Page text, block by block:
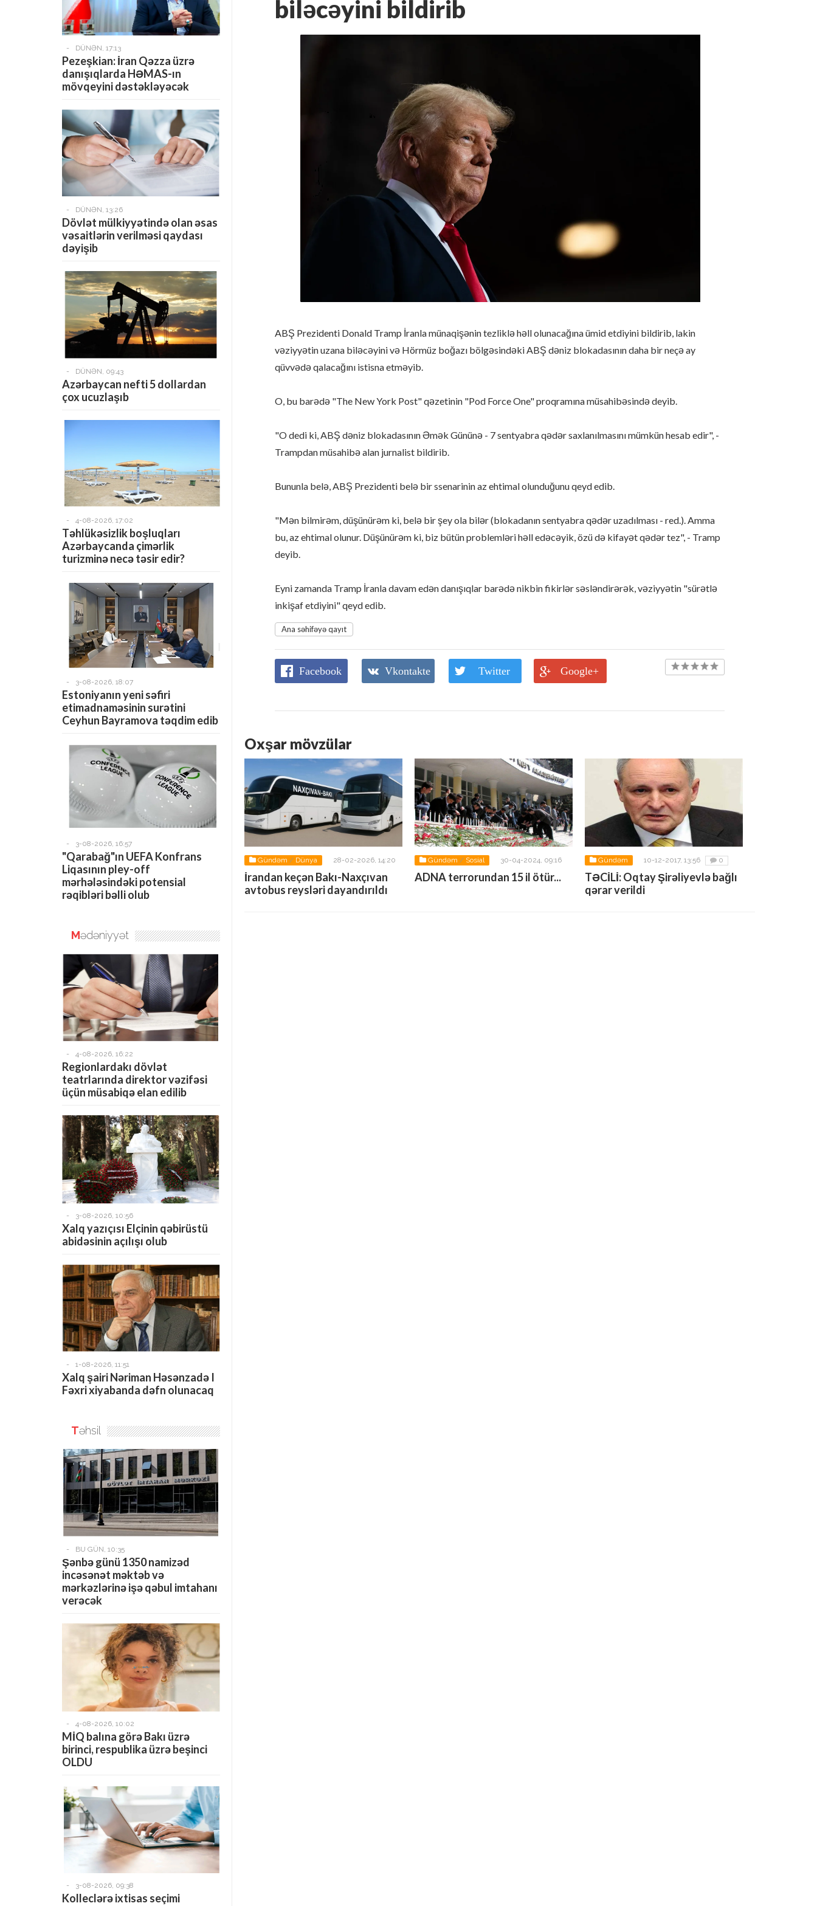
biləcəyini bildirib
ABŞ Prezidenti Donald Tramp İranla münaqişənin tezliklə həll olunacağına ümid etdiyini bildirib, lakin
vəziyyətin uzana biləcəyini və Hörmüz boğazı bölgəsindəki ABŞ dəniz blokadasının daha bir neçə ay
qüvvədə qalacağını istisna etməyib.
O, bu barədə "The New York Post" qəzetinin "Pod Force One" proqramına müsahibəsində deyib.
"O dedi ki, ABŞ dəniz blokadasının Əmək Gününə - 7 sentyabra qədər saxlanılmasını mümkün hesab edir", -
Trampdan müsahibə alan jurnalist bildirib.
Bununla belə, ABŞ Prezidenti belə bir ssenarinin az ehtimal olunduğunu qeyd edib.
"Mən bilmirəm, düşünürəm ki, belə bir şey ola bilər (blokadanın sentyabra qədər uzadılması - red.). Amma
bu, az ehtimal olunur. Düşünürəm ki, biz bütün problemləri həll edəcəyik, özü də kifayət qədər tez", - Tramp
deyib.
Eyni zamanda Tramp İranla davam edən danışıqlar barədə nikbin fikirlər səsləndirərək, vəziyyətin "sürətlə
inkişaf etdiyini" qeyd edib.
Ana səhifəyə qayıt
Facebook Vkontakte Twitter Google+
Oxşar mövzülar
Gündəm / Dünya
28-02-2026, 14:20
İrandan keçən Bakı-Naxçıvan
avtobus reysləri dayandırıldı
Gündəm / Sosial
30-04-2024, 09:16
0
ADNA terrorundan 15 il ötür...
Gündəm 10-12-2017, 13:56 0
TƏCİLİ: Oqtay Şirəliyevlə bağlı
qərar verildi
- DÜNƏN, 17:13
Pezeşkian: İran Qəzza üzrə
danışıqlarda HƏMAS-ın
mövqeyini dəstəkləyəcək
- DÜNƏN, 13:26
Dövlət mülkiyyətində olan əsas
vəsaitlərin verilməsi qaydası
dəyişib
- DÜNƏN, 09:43
Azərbaycan nefti 5 dollardan
çox ucuzlaşıb
- 4-08-2026, 17:02
Təhlükəsizlik boşluqları
Azərbaycanda çimərlik
turizminə necə təsir edir?
- 3-08-2026, 18:07
Estoniyanın yeni səfiri
etimadnaməsinin surətini
Ceyhun Bayramova təqdim edib
- 3-08-2026, 16:57
"Qarabağ"ın UEFA Konfrans
Liqasının pley-off
mərhələsindəki potensial
rəqibləri bəlli olub
Mədəniyyət
- 4-08-2026, 16:22
Regionlardakı dövlət
teatrlarında direktor vəzifəsi
üçün müsabiqə elan edilib
- 3-08-2026, 10:56
Xalq yazıçısı Elçinin qəbirüstü
abidəsinin açılışı olub
- 1-08-2026, 11:51
Xalq şairi Nəriman Həsənzadə I
Fəxri xiyabanda dəfn olunacaq
Təhsil
- BU GÜN, 10:35
Şənbə günü 1350 namizəd
incəsənət məktəb və
mərkəzlərinə işə qəbul imtahanı
verəcək
- 4-08-2026, 10:02
MİQ balına görə Bakı üzrə
birinci, respublika üzrə beşinci
OLDU
- 3-08-2026, 09:38
Kolleclərə ixtisas seçimi